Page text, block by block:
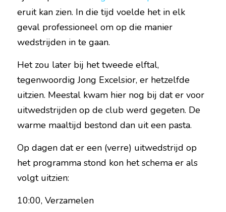
eruit kan zien. In die tijd voelde het in elk
geval professioneel om op die manier
wedstrijden in te gaan.
Het zou later bij het tweede elftal,
tegenwoordig Jong Excelsior, er hetzelfde
uitzien. Meestal kwam hier nog bij dat er voor
uitwedstrijden op de club werd gegeten. De
warme maaltijd bestond dan uit een pasta.
Op dagen dat er een (verre) uitwedstrijd op
het programma stond kon het schema er als
volgt uitzien:
10:00, Verzamelen